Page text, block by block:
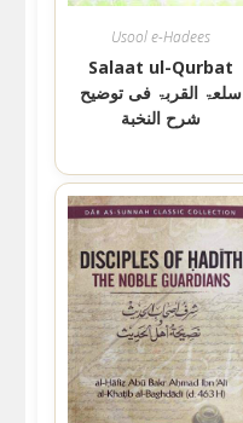
Usool e-Hadees
Salaat ul-Qurbat
سلعۃ القربۃ فی توضیح
شرح النخبة